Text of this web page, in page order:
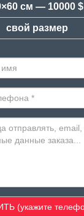
см — 10000 $
свой размер